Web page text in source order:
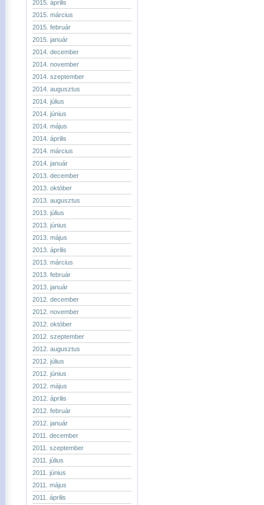
2015. április
2015. március
2015. február
2015. január
2014. december
2014. november
2014. szeptember
2014. augusztus
2014. július
2014. június
2014. május
2014. április
2014. március
2014. január
2013. december
2013. október
2013. augusztus
2013. július
2013. június
2013. május
2013. április
2013. március
2013. február
2013. január
2012. december
2012. november
2012. október
2012. szeptember
2012. augusztus
2012. július
2012. június
2012. május
2012. április
2012. február
2012. január
2011. december
2011. szeptember
2011. július
2011. június
2011. május
2011. április